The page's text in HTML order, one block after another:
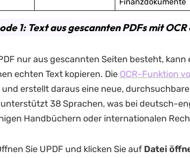
1: Text aus gescannten PDFs mit
nur aus gescannten Seiten besteht, kann
echten Text kopieren. Die OCR-Funktion
und erstellt daraus eine neue,
unterstützt 38 Sprachen, was bei deutsch-
Handbüchern oder internationalen
Sie UPDF und klicken Sie auf Datei